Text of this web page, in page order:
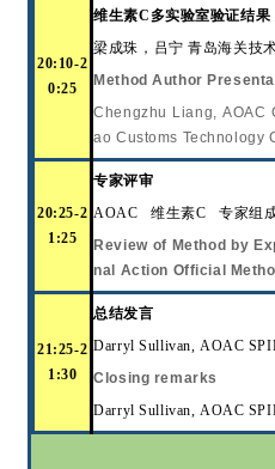
20:10-2
0:25
维生素C多实验室验证结果
梁成珠，吕宁 青岛海关技
Method Author
Chengzhu Liang, AOAC
ao Customs Technology
20:25-2
1:25
专家评审
AOAC维生素C专家组
Review of Method by
nal Action Official
21:25-2
1:30
总结发言
Darryl Sullivan, AOAC
Closing remarks
Darryl Sullivan, AOAC